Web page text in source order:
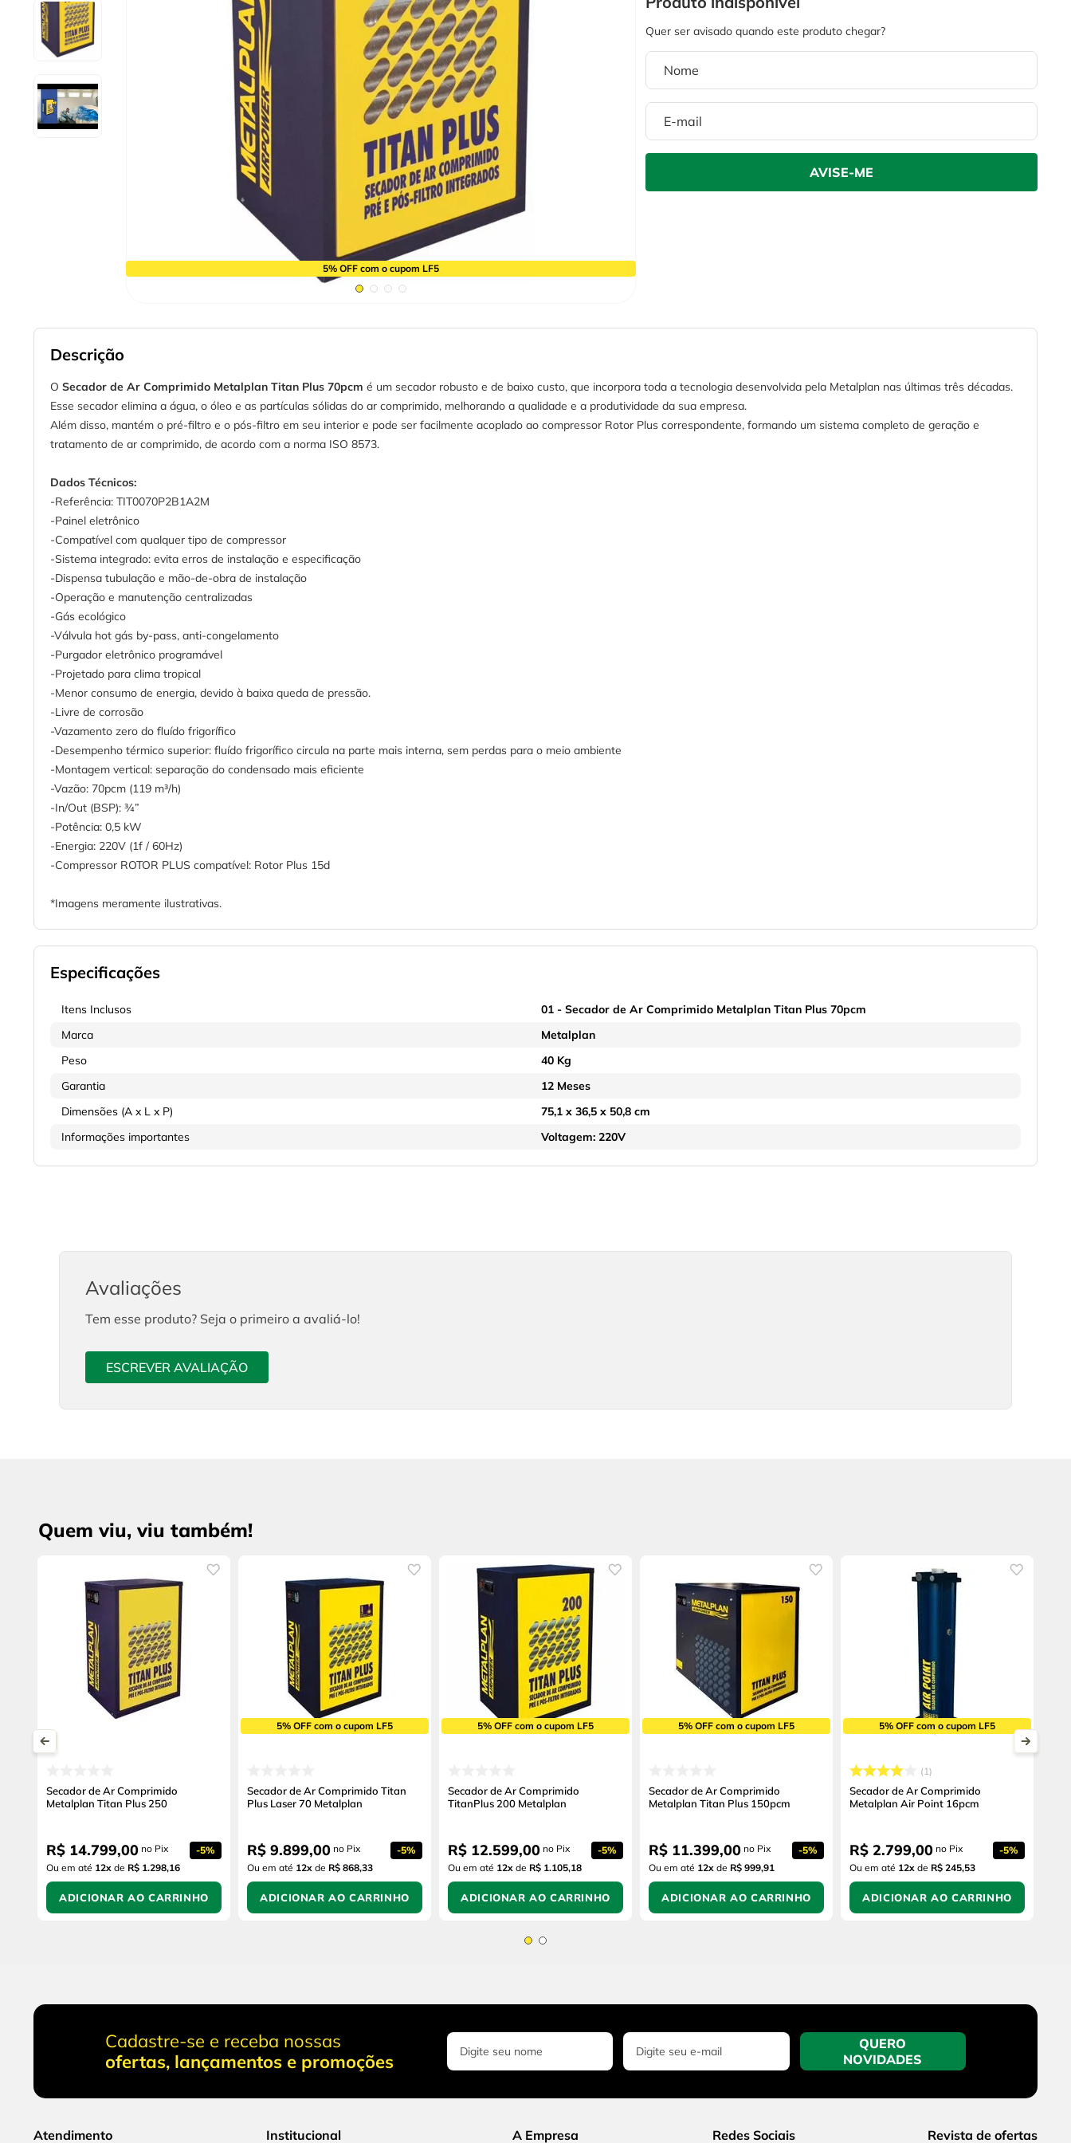
5% OFF com o cupom LF5
Descrição
O Secador de Ar Comprimido Metalplan Titan Plus 70pcm é um secador robusto e de baixo custo, que incorpora toda a tecnologia desenvolvida pela Metalplan nas últimas três décadas.
Esse secador elimina a água, o óleo e as partículas sólidas do ar comprimido, melhorando a qualidade e a produtividade da sua empresa.
Além disso, mantém o pré-filtro e o pós-filtro em seu interior e pode ser facilmente acoplado ao compressor Rotor Plus correspondente, formando um sistema completo de geração e
tratamento de ar comprimido, de acordo com a norma ISO 8573.
Dados Técnicos:
-Referência: TIT0070P2B1A2M
-Painel eletrônico
-Compatível com qualquer tipo de compressor
-Sistema integrado: evita erros de instalação e especificação
-Dispensa tubulação e mão-de-obra de instalação
-Operação e manutenção centralizadas
-Gás ecológico
-Válvula hot gás by-pass, anti-congelamento
-Purgador eletrônico programável
-Projetado para clima tropical
-Menor consumo de energia, devido à baixa queda de pressão.
-Livre de corrosão
-Vazamento zero do fluído frigorífico
-Desempenho térmico superior: fluído frigorífico circula na parte mais interna, sem perdas para o meio ambiente
-Montagem vertical: separação do condensado mais eficiente
-Vazão: 70pcm (119 m³/h)
-In/Out (BSP): ¾”
-Potência: 0,5 kW
-Energia: 220V (1f / 60Hz)
-Compressor ROTOR PLUS compatível: Rotor Plus 15d
*Imagens meramente ilustrativas.
Especificações
Itens Inclusos
01 - Secador de Ar Comprimido Metalplan Titan Plus 70pcm
Marca
Metalplan
Peso
40 Kg
Garantia
12 Meses
Dimensões (A x L x P)
75,1 x 36,5 x 50,8 cm
Informações importantes
Voltagem: 220V
Avaliações
Tem esse produto? Seja o primeiro a avaliá-lo!
ESCREVER AVALIAÇÃO
Quem viu, viu também!
Secador de Ar Comprimido
Metalplan Titan Plus 250
R$ 14.799,00 no Pix -5%
Ou em até 12x de R$ 1.298,16
ADICIONAR AO CARRINHO
5% OFF com o cupom LF5
Secador de Ar Comprimido Titan
Plus Laser 70 Metalplan
R$ 9.899,00 no Pix -5%
Ou em até 12x de R$ 868,33
ADICIONAR AO CARRINHO
5% OFF com o cupom LF5
Secador de Ar Comprimido
TitanPlus 200 Metalplan
R$ 12.599,00 no Pix -5%
Ou em até 12x de R$ 1.105,18
ADICIONAR AO CARRINHO
5% OFF com o cupom LF5
Secador de Ar Comprimido
Metalplan Titan Plus 150pcm
R$ 11.399,00 no Pix -5%
Ou em até 12x de R$ 999,91
ADICIONAR AO CARRINHO
5% OFF com o cupom LF5
1
Secador de Ar Comprimido
Metalplan Air Point 16pcm
R$ 2.799,00 no Pix -5%
Ou em até 12x de R$ 245,53
ADICIONAR AO CARRINHO
Cadastre-se e receba nossas
ofertas, lançamentos e promoções
QUERO
NOVIDADES
Atendimento Institucional A Empresa Redes Sociais Revista de ofertas
serra copo